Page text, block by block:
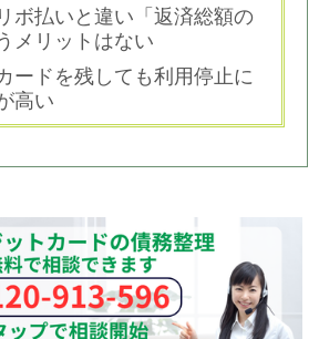
ボ払いと違い「返済総額の
メリットはない
ードを残しても利用停止に
高い